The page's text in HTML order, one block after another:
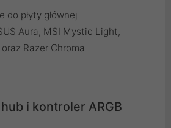
do płyty głównej
Aura, MSI Mystic Light,
Razer Chroma
hub i kontroler ARGB